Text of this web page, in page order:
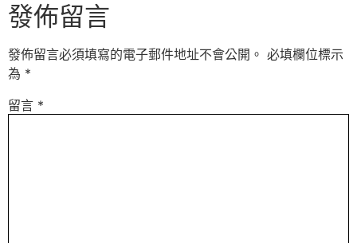
發佈留言
發佈留言必須填寫的電子郵件地址不會公開。 必填欄位標示
為 *
留言 *